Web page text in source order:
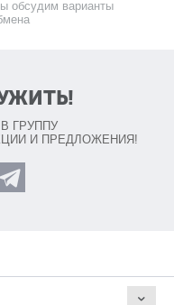
обсудим варианты
ГРУППУ
И ПРЕДЛОЖЕНИЯ!